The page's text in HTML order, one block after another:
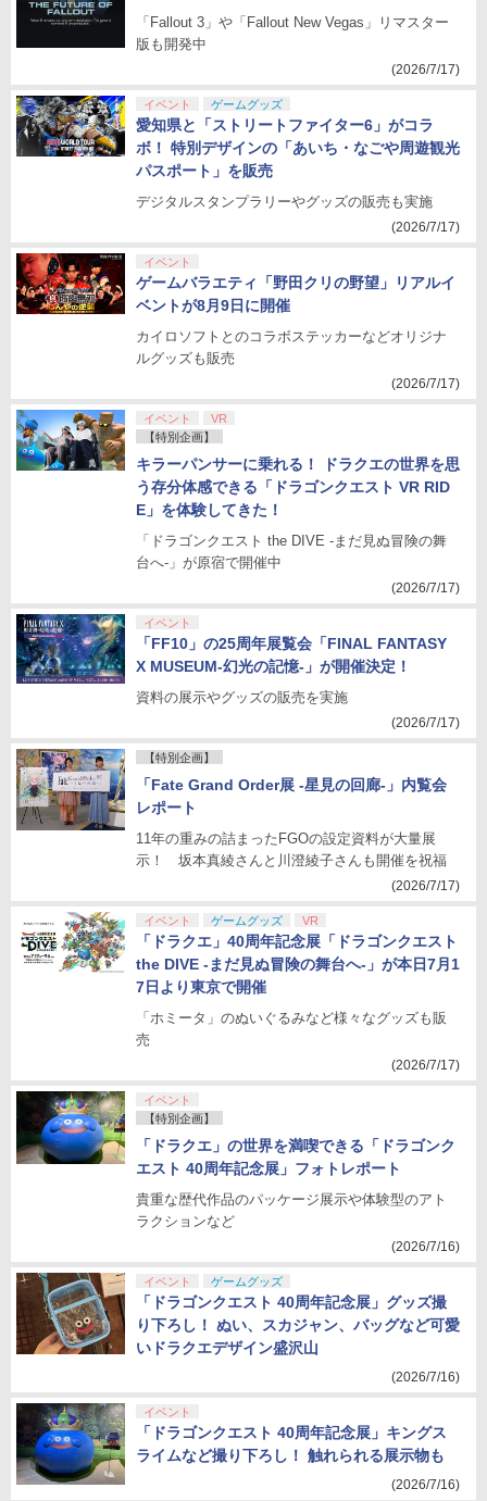
「Fallout 3」や「Fallout New Vegas」リマスター
版も開発中
(2026/7/17)
イベント ゲームグッズ
愛知県と「ストリートファイター6」がコラ
ボ！ 特別デザインの「あいち・なごや周遊観光
パスポート」を販売
デジタルスタンプラリーやグッズの販売も実施
(2026/7/17)
イベント
ゲームバラエティ「野田クリの野望」リアルイ
ベントが8月9日に開催
カイロソフトとのコラボステッカーなどオリジナ
ルグッズも販売
(2026/7/17)
イベント
VR
【特別企画】
キラーパンサーに乗れる！ ドラクエの世界を思
う存分体感できる「ドラゴンクエスト VR RID
E」を体験してきた！
「ドラゴンクエスト the DIVE -まだ見ぬ冒険の舞
台へ-」が原宿で開催中
(2026/7/17)
イベント
「FF10」の25周年展覧会「FINAL FANTASY
X MUSEUM-幻光の記憶-」が開催決定！
資料の展示やグッズの販売を実施
(2026/7/17)
【特別企画】
「Fate Grand Order展 -星見の回廊-」内覧会
レポート
11年の重みの詰まったFGOの設定資料が大量展
示！ 坂本真綾さんと川澄綾子さんも開催を祝福
(2026/7/17)
イベント ゲームグッズ VR
「ドラクエ」40周年記念展「ドラゴンクエスト
the DIVE -まだ見ぬ冒険の舞台へ-」が本日7月1
7日より東京で開催
「ホミータ」のぬいぐるみなど様々なグッズも販
売
(2026/7/17)
イベント
【特別企画】
「ドラクエ」の世界を満喫できる「ドラゴンク
エスト 40周年記念展」フォトレポート
貴重な歴代作品のパッケージ展示や体験型のアト
ラクションなど
(2026/7/16)
イベント ゲームグッズ
「ドラゴンクエスト 40周年記念展」グッズ撮
り下ろし！ ぬい、スカジャン、バッグなど可愛
いドラクエデザイン盛沢山
(2026/7/16)
イベント
「ドラゴンクエスト 40周年記念展」キングス
ライムなど撮り下ろし！ 触れられる展示物も
(2026/7/16)